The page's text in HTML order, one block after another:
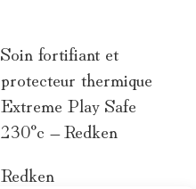
Soin fortifiant et
protecteur thermique
Extreme Play Safe
230°c – Redken
Redken